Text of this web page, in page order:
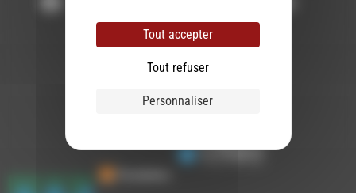
Contactez-nous
finalité ou continuer
votre navigation
sans accepter.
Tout accepter
Tout refuser
Personnaliser